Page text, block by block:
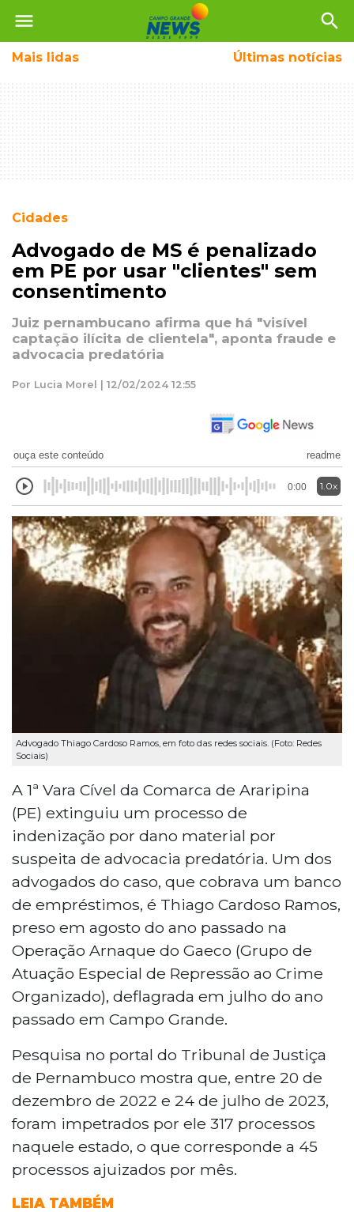
menu search
Mais lidas Últimas notícias
Cidades
Advogado de MS é penalizado
em PE por usar "clientes" sem
consentimento
Juiz pernambucano afirma que há "visível
captação ilícita de clientela", aponta fraude e
advocacia predatória
Por Lucia Morel | 12/02/2024 12:55
ouça este conteúdo readme
0:00 1.0x
Advogado Thiago Cardoso Ramos, em foto das redes sociais. (Foto: Redes
Sociais)
A 1ª Vara Cível da Comarca de Araripina
(PE) extinguiu um processo de
indenização por dano material por
suspeita de advocacia predatória. Um dos
advogados do caso, que cobrava um banco
de empréstimos, é Thiago Cardoso Ramos,
preso em agosto do ano passado na
Operação Arnaque do Gaeco (Grupo de
Atuação Especial de Repressão ao Crime
Organizado), deflagrada em julho do ano
passado em Campo Grande.
Pesquisa no portal do Tribunal de Justiça
de Pernambuco mostra que, entre 20 de
dezembro de 2022 e 24 de julho de 2023,
foram impetrados por ele 317 processos
naquele estado, o que corresponde a 45
processos ajuizados por mês.
LEIA TAMBÉM